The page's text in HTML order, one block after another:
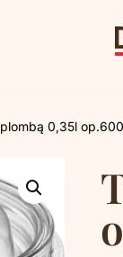
0,35l